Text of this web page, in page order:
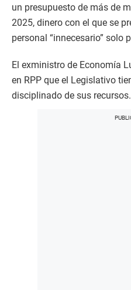
un presupuesto de más de
2025, dinero con el que se
personal “innecesario” solo
El exministro de Economía
en RPP que el Legislativo
disciplinado de sus recursos.